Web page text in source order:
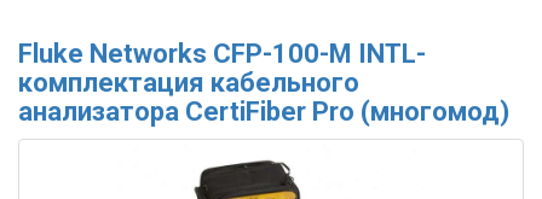
Fluke Networks CFP-100-M INTL-
комплектация кабельного
анализатора CertiFiber Pro (многомод)